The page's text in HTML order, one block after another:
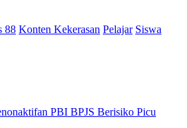
88 Konten Kekerasan Pelajar Siswa
PBI BPJS Berisiko Picu